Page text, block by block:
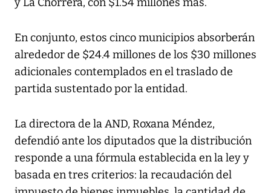
En conjunto, estos cinco municipios absorberán
alrededor de $24.4 millones de los $30 millones
adicionales contemplados en el traslado de
partida sustentado por la entidad.
La directora de la AND, Roxana Méndez,
defendió ante los diputados que la distribución
responde a una fórmula establecida en la ley y
basada en tres criterios: la recaudación del